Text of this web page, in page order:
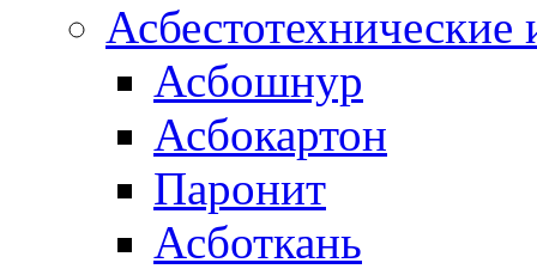
Асбестотехнические
Асбошнур
Асбокартон
Паронит
Асботкань